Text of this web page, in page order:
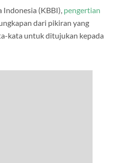
Indonesia (KBBI), pengertian
dari pikiran yang
kata untuk ditujukan kepada